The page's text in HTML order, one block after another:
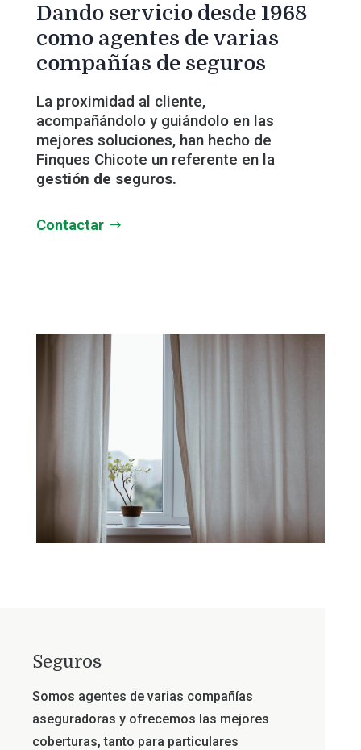
Dando servicio desde 1968
como agentes de varias
compañías de seguros
La proximidad al cliente,
acompañándolo y guiándolo en las
mejores soluciones, han hecho de
Finques Chicote un referente en la
gestión de seguros.
Contactar
Seguros
Somos agentes de varias compañías
aseguradoras y ofrecemos las mejores
coberturas, tanto para particulares